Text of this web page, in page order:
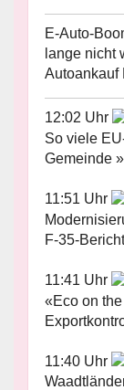
E-Auto-
lange nicht
Autoankauf
12:02 Uhr
So viele
Gemeinde »
11:51 Uhr
F-35-
11:41 Uhr
«Eco on
11:40 Uhr